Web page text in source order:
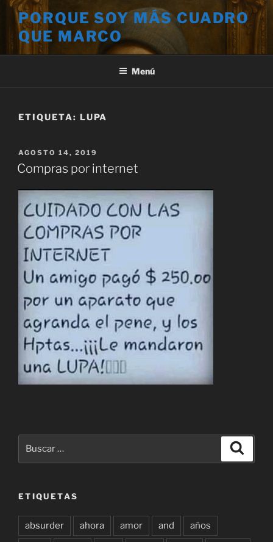
Saltar
contenido
PORQUE SOY MÁS CUADRO
QUE MARCO
Menú
ETIQUETA: LUPA
PUBLICADO
EL
AGOSTO 14, 2019
Compras por internet
ETIQUETAS
absurder ahora amor and años